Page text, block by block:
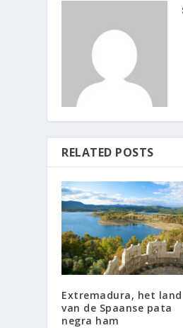
RELATED POSTS
Extremadura, het land
van de Spaanse pata
negra ham